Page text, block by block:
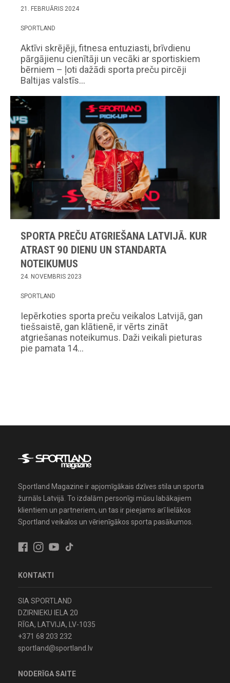
21. FEBRUĀRIS 2024
SPORTLAND
Aktīvi skrējēji, fitnesa entuziasti, brīvdienu
pārgājienu cienītāji un vecāki ar sportiskiem
bērniem – ļoti dažādi sporta preču pircēji
Baltijas valstīs…
SPORTA PREČU ATGRIEŠANA LATVIJĀ. KUR
ATRAST 90 DIENU UN STANDARTA
NOTEIKUMUS
24. NOVEMBRIS 2023
SPORTLAND
Iepērkoties sporta preču veikalos Latvijā, gan
tiešsaistē, gan klātienē, ir vērts zināt
atgriešanas noteikumus. Daži veikali pieturas
pie pamata 14…
Sportland Magazine ir apjomīgākais dzīves stila un sporta
žurnāls Latvijā. To izdalām personīgi mūsu labākajiem
klientiem un partneriem, un tas ir pieejams arī lielākos
Sportland veikalos un vērienīgākos sporta pasākumos.
KONTAKTI
SIA SPORTLAND
DZIRNIEKU IELA 20
RĪGA, LATVIJA, LV-1035
+371 68 203 232
sportland@sportland.lv
NODERĪGA SAITE